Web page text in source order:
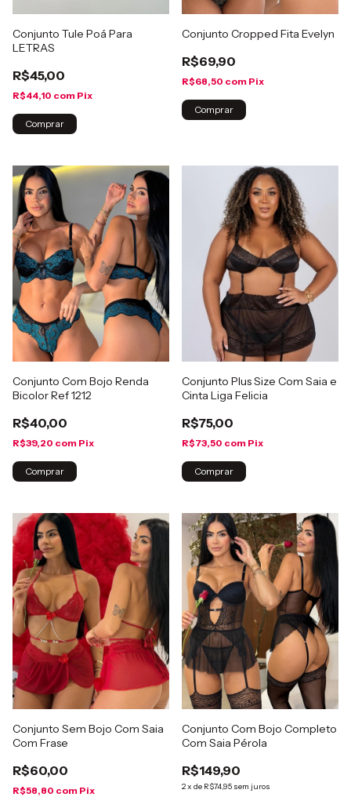
Conjunto Tule Poá Para
LETRAS
R$45,00
R$44,10 com Pix
Comprar
Conjunto Cropped Fita Evelyn
R$69,90
R$68,50 com Pix
Comprar
Conjunto Com Bojo Renda
Bicolor Ref 1212
R$40,00
R$39,20 com Pix
Comprar
Conjunto Plus Size Com Saia e
Cinta Liga Felicia
R$75,00
R$73,50 com Pix
Comprar
Conjunto Sem Bojo Com Saia
Com Frase
R$60,00
R$58,80 com Pix
Conjunto Com Bojo Completo
Com Saia Pérola
R$149,90
2x de R$74,95 sem juros